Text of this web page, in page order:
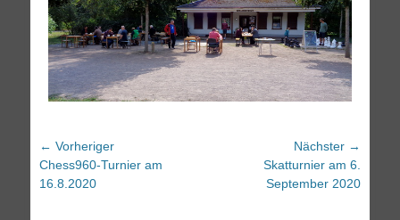
Beitragsnavigation
← Vorheriger
Vorheriger
Beitrag:
Chess960-Turnier am
16.8.2020
Nächster →
Skatturnier am 6.
September 2020